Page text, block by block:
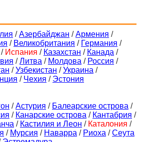
/Азербайджан /Армения /
/ Великобритания / Германия /
/ Испания / Казахстан / Канада /
/Литва / Молдова / Россия /
/Узбекистан /Украина /
/ Чехия / Эстония
/Астурия / Балеарские острова /
/ Канарские острова / Кантабрия /
/ Кастилия и Леон / Каталония /
/ Мурсия / Наварра / Риоха /Сеута